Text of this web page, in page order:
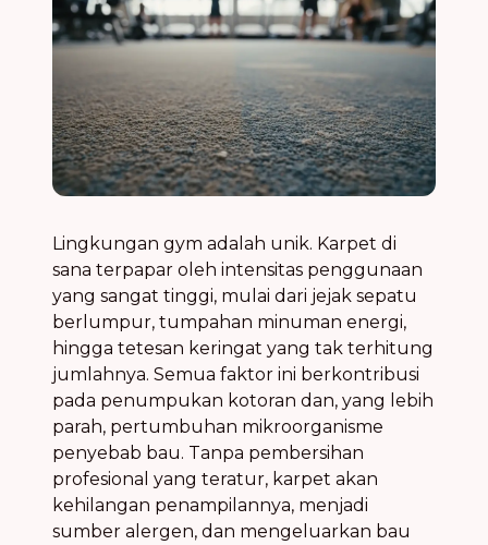
Lingkungan gym adalah unik. Karpet di
sana terpapar oleh intensitas penggunaan
yang sangat tinggi, mulai dari jejak sepatu
berlumpur, tumpahan minuman energi,
hingga tetesan keringat yang tak terhitung
jumlahnya. Semua faktor ini berkontribusi
pada penumpukan kotoran dan, yang lebih
parah, pertumbuhan mikroorganisme
penyebab bau. Tanpa pembersihan
profesional yang teratur, karpet akan
kehilangan penampilannya, menjadi
sumber alergen, dan mengeluarkan bau